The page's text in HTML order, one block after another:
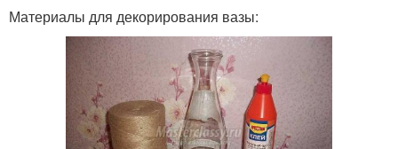
Ваза с цветами
Ваза из стеклянных
бутылок
Материалы для декорирования вазы: